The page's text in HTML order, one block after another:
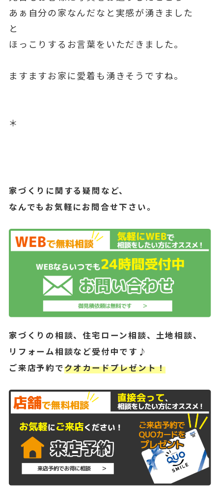
あぁ自分の家なんだなと実感が湧きました
と
ほっこりするお言葉をいただきました。
ますますお家に愛着も湧きそうですね。
＊
家づくりに関する疑問など、
なんでもお気軽にお問合せ下さい。
家づくりの相談、住宅ローン相談、土地相談、
リフォーム相談など受付中です♪
ご来店予約でクオカードプレゼント！